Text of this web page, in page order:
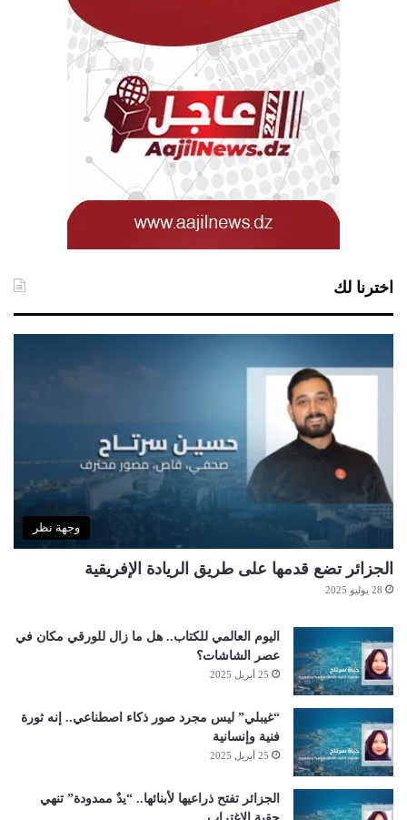
اخترنا لك
وجهة نظر
الجزائر تضع قدمها على طريق الريادة الإفريقية
28 يوليو 2025
اليوم العالمي للكتاب.. هل ما زال للورقي مكان في
عصر الشاشات؟
25 أبريل 2025
“غيبلي” ليس مجرد صور ذكاء اصطناعي.. إنه ثورة
فنية وإنسانية
25 أبريل 2025
الجزائر تفتح ذراعيها لأبنائها.. “يدٌ ممدودة” تنهي